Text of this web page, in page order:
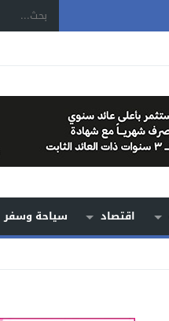
اقتصاد سياحة وسفر